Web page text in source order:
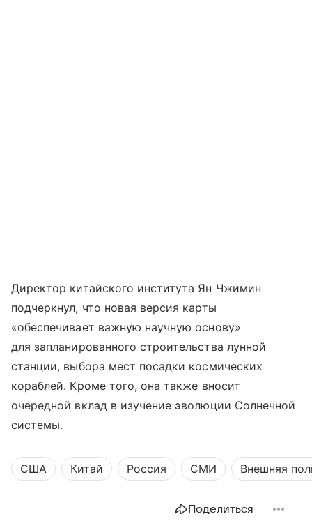
Директор китайского института Ян Чжимин
подчеркнул, что новая версия карты
«обеспечивает важную научную основу»
для запланированного строительства лунной
станции, выбора мест посадки космических
кораблей. Кроме того, она также вносит
очередной вклад в изучение эволюции Солнечной
системы.
США Китай Россия СМИ Внешняя
Поделиться